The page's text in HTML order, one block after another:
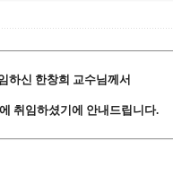
하신 한창희 교수님께서
취임하셨기에 안내드립니다.